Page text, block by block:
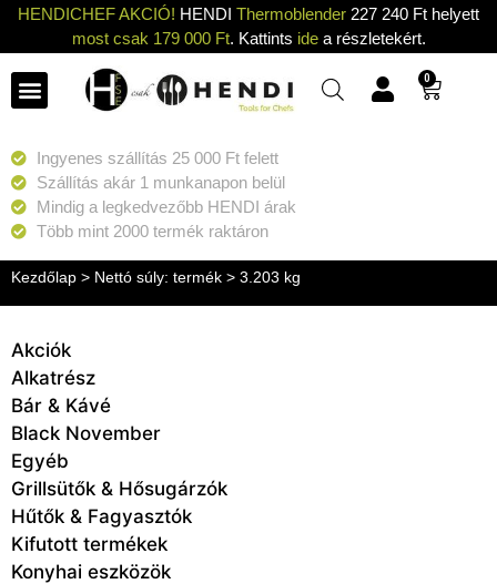
HENDICHEF AKCIÓ! HENDI Thermoblender 227 240 Ft helyett
most csak 179 000 Ft. Kattints idea részletekért.
0
Ingyenes szállítás 25 000 Ft felett
Szállítás akár 1 munkanapon belül
Mindig a legkedvezőbb HENDI árak
Több mint 2000 termék raktáron
Kezdőlap > Nettó súly: termék > 3.203 kg
Akciók
Alkatrész
Bár & Kávé
Black November
Egyéb
Grillsütők & Hősugárzók
Hűtők & Fagyasztók
Kifutott termékek
Konyhai eszközök